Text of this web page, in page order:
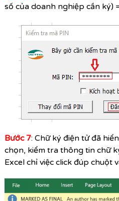
số của doanh nghiệp cần ký)
Bước 7: Chữ ký điện tử đã
chọn, kiểm tra thông tin chữ
Excel chỉ việc click đúp chuột